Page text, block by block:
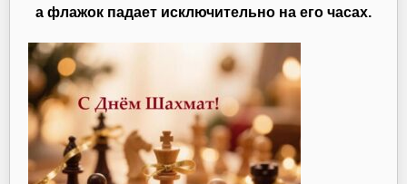
а флажок падает исключительно на его часах.